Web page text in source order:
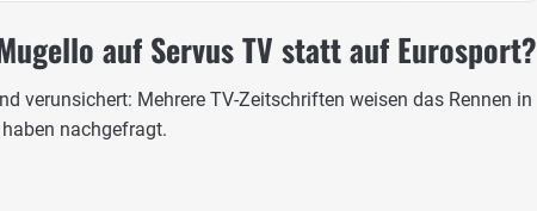
auf Servus TV statt auf Eurosport?
verunsichert: Mehrere TV-Zeitschriften weisen das Rennen in
nachgefragt.